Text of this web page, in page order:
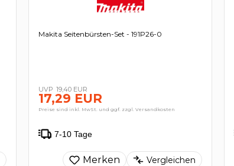
Makita Seitenbürsten-Set - 191P26-0
19,40 EUR
17,29 EUR
Preise sind inkl. MwSt. und ggf. zzgl. Versandkosten
7-10 Tage
Merken Vergleichen